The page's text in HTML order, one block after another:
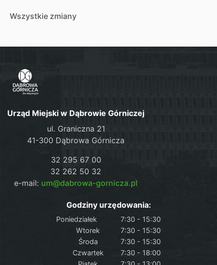
Wszystkie zmiany
Urząd Miejski w Dąbrowie Górniczej
ul. Graniczna 21
41-300 Dąbrowa Górnicza
32 295 67 00
32 262 50 32
e-mail: um@dabrowa-gornicza.pl
Godziny urzędowania:
Poniedziałek
7:30 - 15:30
Wtorek
7:30 - 15:30
Środa
7:30 - 15:30
Czwartek
7:30 - 18:00